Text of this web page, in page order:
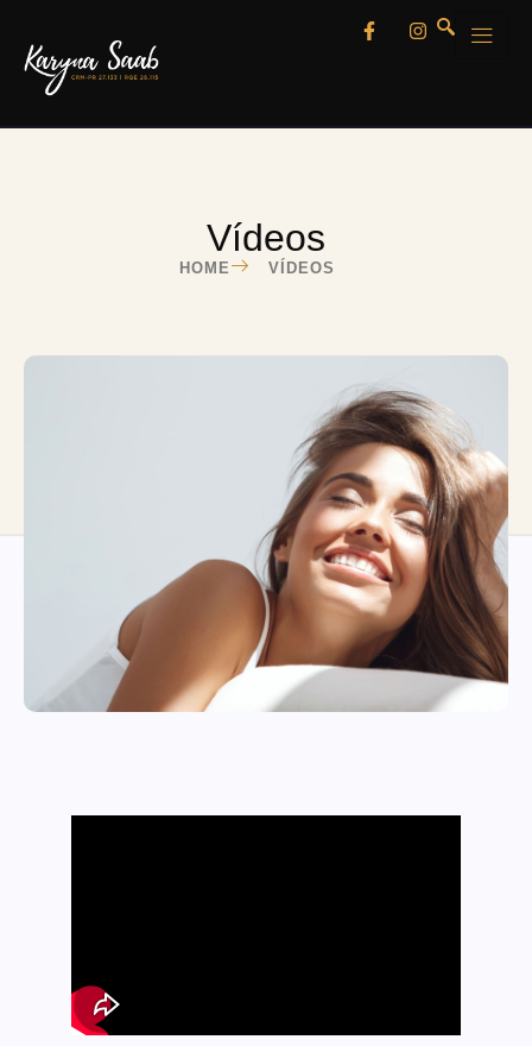
Vídeos
HOME VÍDEOS